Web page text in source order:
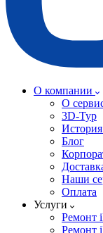
О компании
О
3D-Тур
Блог
Наши
Оплата
Услуги
Ремонт
Ремонт